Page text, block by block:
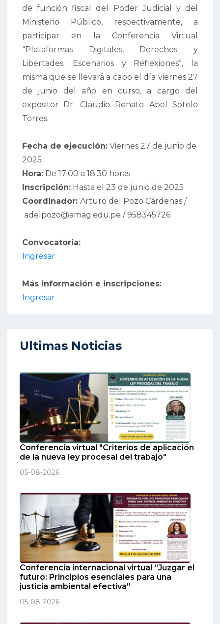
de función fiscal del Poder Judicial y del
Ministerio Público, respectivamente, a
participar en la Conferencia Virtual
“Plataformas Digitales, Derechos y
Libertades: Escenarios y Reflexiones”, la
misma que se llevará a cabo el día viernes 27
de junio del año en curso, a cargo del
expositor Dr. Claudio Renato Abel Sotelo
Torres.
Fecha de ejecución: Viernes 27 de junio de
2025
Hora: De 17:00 a 18:30 horas
Inscripción: Hasta el 23 de junio de 2025
Coordinador: Arturo del Pozo Cárdenas /
adelpozo@amag.edu.pe / 958345726
Convocatoria:
Ingresar
Más información e inscripciones:
Ingresar
Ultimas Noticias
Conferencia virtual "Criterios de aplicación
de la nueva ley procesal del trabajo"
05-08-2026
Conferencia internacional virtual “Juzgar el
futuro: Principios esenciales para una
justicia ambiental efectiva”
05-08-2026